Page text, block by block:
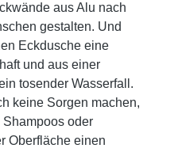
aus Alu nach
gestalten. Und
Eckdusche eine
und aus einer
tosender Wasserfall.
keine Sorgen machen,
oder
Oberfläche einen